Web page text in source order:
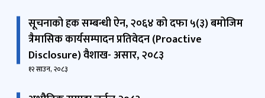
सूचनाको हक सम्बन्धी ऐन, २०६४ को दफा ५(३) बमोजिम
त्रैमासिक कार्यसम्पादन प्रतिवेदन (Proactive
Disclosure) वैशाख- असार, २०८३
अभौतिक सम्पदा जर्नल २०८३